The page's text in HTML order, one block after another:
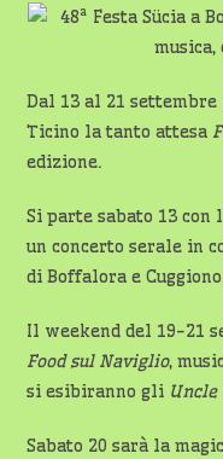
Dal 13 al 21
Ticino la tanto attesa
edizione.
Si parte sabato 13 con
un concerto serale in
di Boffalora e
Il weekend del 19-21
Food sul Naviglio,
si esibiranno gli Uncle
Sabato 20 sarà la